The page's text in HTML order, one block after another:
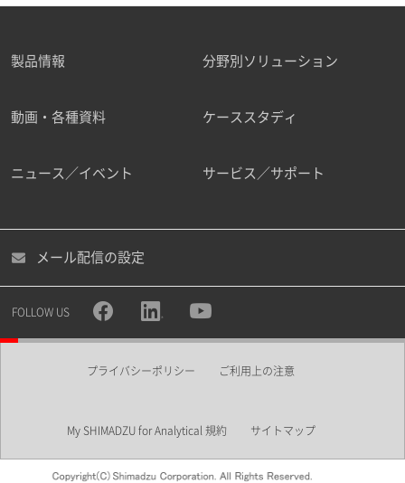
ご勤務先
職種
所属部署
製品情報 分野別ソリューション
動画・各種資料 ケーススタディ
ニュース／イベント サービス／サポート
メール配信の設定
FOLLOW US
プライバシーポリシー ご利用上の注意
My SHIMADZU for Analytical 規約 サイトマップ